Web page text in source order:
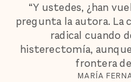
“Y ustedes, ¿han
pregunta la autora. La
radical cuando
histerectomía,
frontera
MARÍA